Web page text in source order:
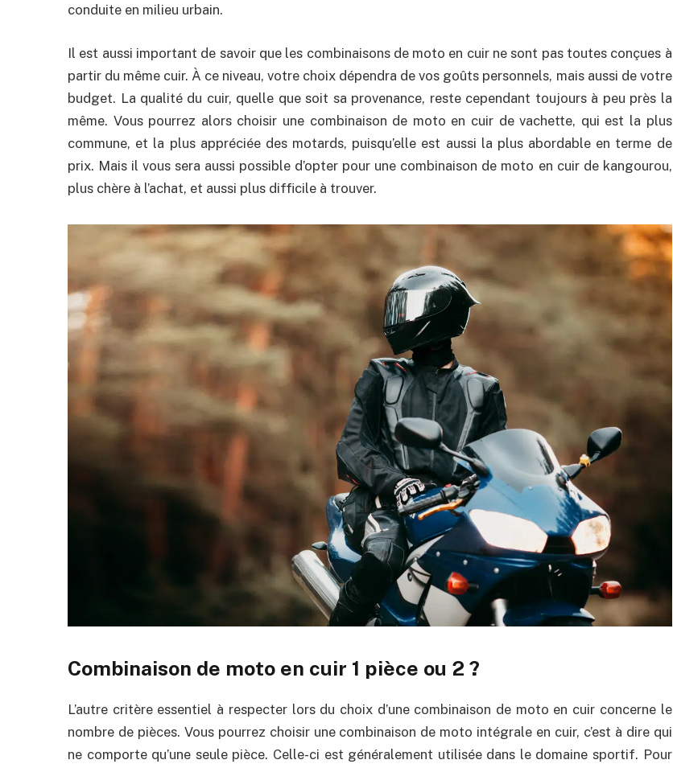
conduite en milieu urbain.
Il est aussi important de savoir que les combinaisons de moto en cuir ne sont pas toutes conçues à
partir du même cuir. À ce niveau, votre choix dépendra de vos goûts personnels, mais aussi de votre
budget. La qualité du cuir, quelle que soit sa provenance, reste cependant toujours à peu près la
même. Vous pourrez alors choisir une combinaison de moto en cuir de vachette, qui est la plus
commune, et la plus appréciée des motards, puisqu’elle est aussi la plus abordable en terme de
prix. Mais il vous sera aussi possible d’opter pour une combinaison de moto en cuir de kangourou,
plus chère à l’achat, et aussi plus difficile à trouver.
Combinaison de moto en cuir 1 pièce ou 2 ?
L’autre critère essentiel à respecter lors du choix d’une combinaison de moto en cuir concerne le
nombre de pièces. Vous pourrez choisir une combinaison de moto intégrale en cuir, c’est à dire qui
ne comporte qu’une seule pièce. Celle-ci est généralement utilisée dans le domaine sportif. Pour